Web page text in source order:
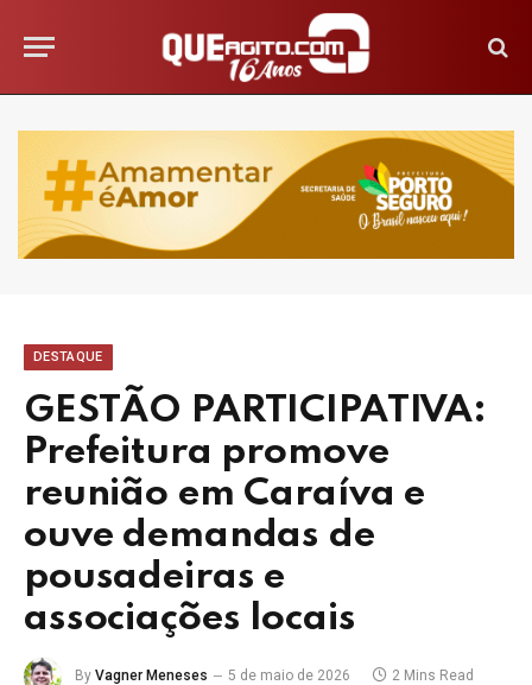
DESTAQUE
GESTÃO PARTICIPATIVA:
Prefeitura promove
reunião em Caraíva e
ouve demandas de
pousadeiras e
associações locais
By Vagner Meneses 5 de maio de 2026 2 Mins Read